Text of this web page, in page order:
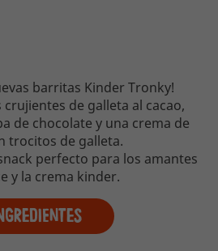
barritas Kinder Tronky!
de galleta al cacao,
de chocolate y una crema de
trocitos de galleta.
perfecto para los amantes
y la crema kinder.​